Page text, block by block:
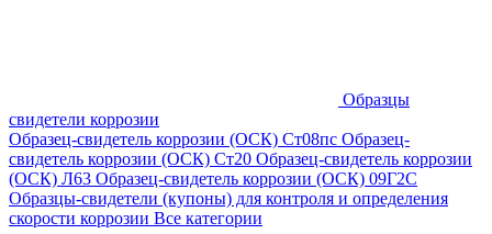
Образцы
свидетели коррозии
Образец-свидетель коррозии (ОСК) Ст08пс Образец-
свидетель коррозии (ОСК) Ст20 Образец-свидетель коррозии
(ОСК) Л63 Образец-свидетель коррозии (ОСК) 09Г2С
Образцы-свидетели (купоны) для контроля и определения
скорости коррозии Все категории